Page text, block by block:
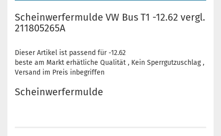
Scheinwerfermulde VW Bus T1 -12.62 vergl.
211805265A
Dieser Artikel ist passend für -12.62
beste am Markt erhätliche Qualität , Kein Sperrgutzuschlag ,
Versand im Preis inbegriffen
Scheinwerfermulde